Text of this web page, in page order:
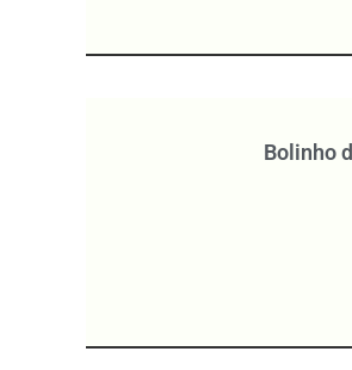
Bolinho